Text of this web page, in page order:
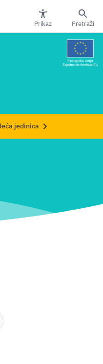
Prikaz Pretraži
jedinica
prikaz